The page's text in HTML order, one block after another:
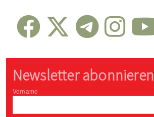
Newsletter abonnieren
Vorname